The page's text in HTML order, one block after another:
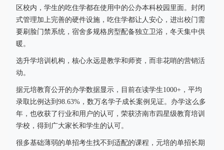
区校内，学生的吃住学都在使用中的公办本科校园里面。封闭
式管理加上完善的硬件设施，吃住学都让人安心，进出校门需
要刷脸门禁系统，宿舍多规格房型配备独立卫浴，冬天集中供
暖。
选升学培训机构，核心永远是教学和师资，而非花哨的营销活
动。
据元培教育公开的办学数据显示，目前在读学生1000+，平均
录取比例达到98.63%，数万名学子成长案例见证。办学这么多
年，也收获了行业和用户的认可，荣获济南市四星级教育培训
学校，得到广大家长和学生的认可。
很多基础薄弱的单招考生找不到适配的课程，元培的单招长期